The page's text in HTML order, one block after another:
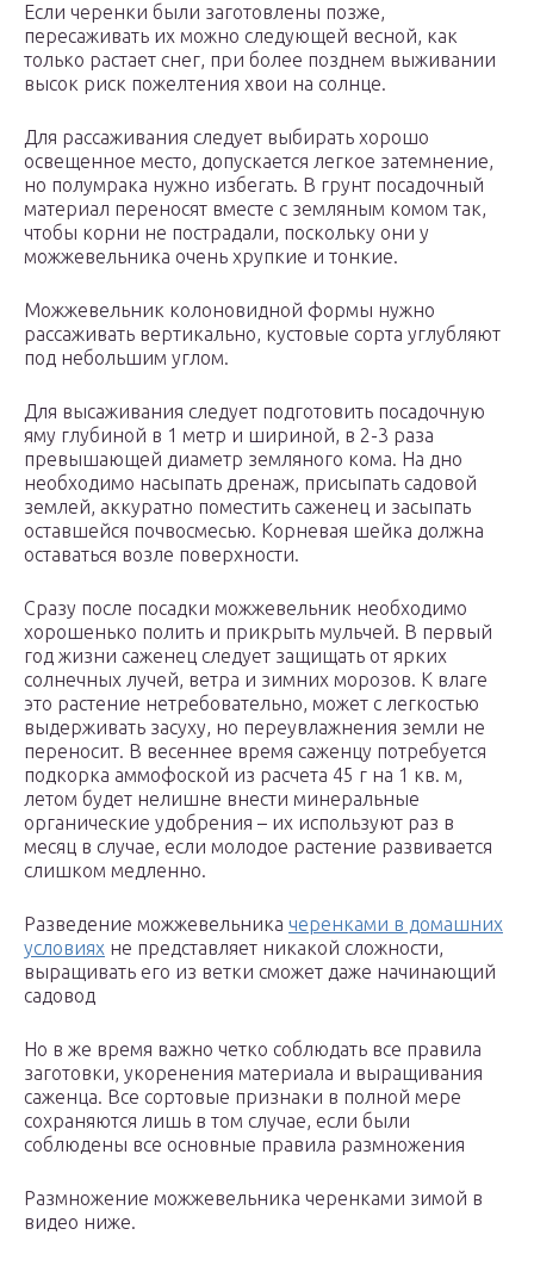
Если черенки были заготовлены позже,
пересаживать их можно следующей весной, как
только растает снег, при более позднем выживании
высок риск пожелтения хвои на солнце.
Для рассаживания следует выбирать хорошо
освещенное место, допускается легкое затемнение,
но полумрака нужно избегать. В грунт посадочный
материал переносят вместе с земляным комом так,
чтобы корни не пострадали, поскольку они у
можжевельника очень хрупкие и тонкие.
Можжевельник колоновидной формы нужно
рассаживать вертикально, кустовые сорта углубляют
под небольшим углом.
Для высаживания следует подготовить посадочную
яму глубиной в 1 метр и шириной, в 2-3 раза
превышающей диаметр земляного кома. На дно
необходимо насыпать дренаж, присыпать садовой
землей, аккуратно поместить саженец и засыпать
оставшейся почвосмесью. Корневая шейка должна
оставаться возле поверхности.
Сразу после посадки можжевельник необходимо
хорошенько полить и прикрыть мульчей. В первый
год жизни саженец следует защищать от ярких
солнечных лучей, ветра и зимних морозов. К влаге
это растение нетребовательно, может с легкостью
выдерживать засуху, но переувлажнения земли не
переносит. В весеннее время саженцу потребуется
подкорка аммофоской из расчета 45 г на 1 кв. м,
летом будет нелишне внести минеральные
органические удобрения – их используют раз в
месяц в случае, если молодое растение развивается
слишком медленно.
Разведение можжевельника черенками в домашних
условиях не представляет никакой сложности,
выращивать его из ветки сможет даже начинающий
садовод
Но в же время важно четко соблюдать все правила
заготовки, укоренения материала и выращивания
саженца. Все сортовые признаки в полной мере
сохраняются лишь в том случае, если были
соблюдены все основные правила размножения
Размножение можжевельника черенками зимой в
видео ниже.